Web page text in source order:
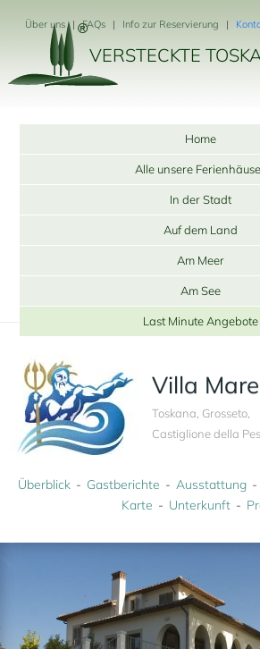
VERSTECKTE
Über uns FAQs Info zur Reservierung
Home
Alle unsere
In der Stadt
Auf dem Land
Am Meer
Am See
Last Minute Angebote
Villa Mare
Toskana, Grosseto,
Castiglione della
Überblick Gastberichte Ausstattung
Karte
Unterkunft